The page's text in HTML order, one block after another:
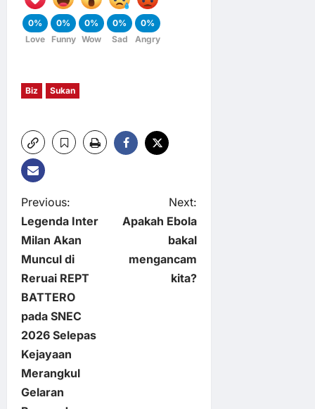
0%
Love
0%
Funny
0%
Wow
0%
Sad
0%
Angry
Biz Sukan
P
o
s
t
n
a
v
Previous:
Legenda Inter
Milan Akan
Muncul di
Reruai REPT
BATTERO
pada SNEC
2026 Selepas
Kejayaan
Merangkul
Gelaran
Next:
Apakah Ebola
bakal
mengancam
kita?